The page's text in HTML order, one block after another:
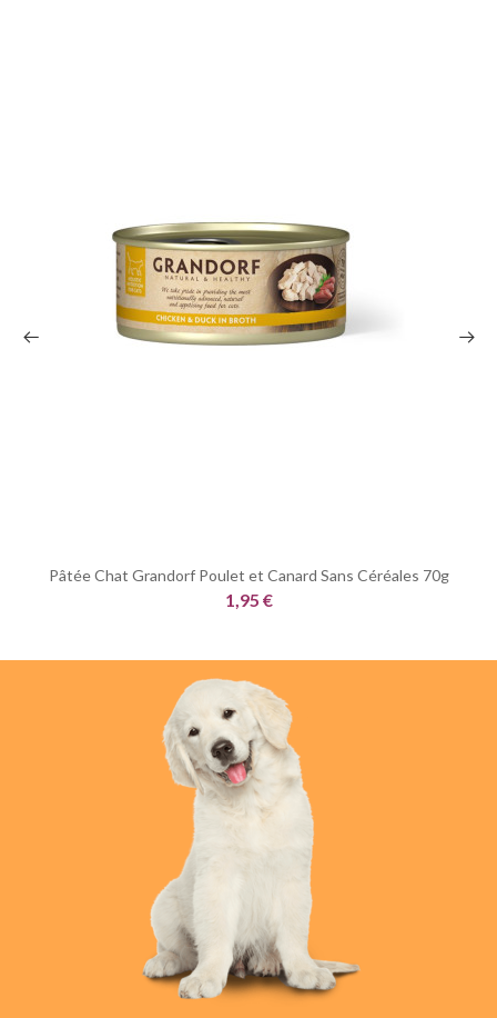
Pâtée Chat Grandorf Poulet et Canard Sans Céréales 70g
1,95 €